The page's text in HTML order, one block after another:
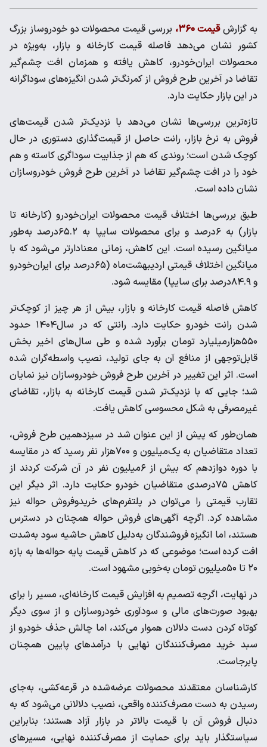
به گزارشقیمت ۳۶۰،
بررسی قیمت محصولات دو خودروساز بزرگ
کشور نشان می‌دهد فاصله قیمت کارخانه و بازار، به‌ویژه در
محصولات ایران‌خودرو، کاهش یافته و همزمان افت چشم‌گیر
تقاضا در آخرین طرح فروش از کمرنگ‌تر شدن انگیزه‌های سوداگرانه
در این بازار حکایت دارد.
تازه‌ترین بررسی‌ها نشان می‌دهد با نزدیک‌تر شدن قیمت‌های
فروش به نرخ بازار، رانت حاصل از قیمت‌گذاری دستوری در حال
کوچک شدن است؛ روندی که هم از جذابیت سوداگری کاسته و هم
خود را در افت چشم‌گیر تقاضا در آخرین طرح فروش خودروسازان
نشان داده است.
طبق بررسی‌ها اختلاف قیمت محصولات ایران‌خودرو (کارخانه تا
بازار) به ۶درصد و برای محصولات سایپا به ۶۵.۲درصد به‌طور
میانگین رسیده است. این کاهش، زمانی معنادارتر می‌شود که با
میانگین اختلاف قیمتی اردیبهشت‌ماه (۶۵درصد برای ایران‌خودرو
و ۸۴.۹درصد برای سایپا) مقایسه شود.
کاهش فاصله قیمت کارخانه و بازار، بیش از هر چیز از کوچک‌تر
شدن رانت خودرو حکایت دارد. رانتی که در سال۱۴۰۴ حدود
۵۵۰هزار‌میلیارد تومان برآورد شده و طی سال‌های اخیر بخش
قابل‌توجهی از منافع آن به جای تولید، نصیب واسطه‌گران شده
است. اثر این تغییر در آخرین طرح فروش خودروسازان نیز نمایان
شد؛ جایی که با نزدیک‌تر شدن قیمت کارخانه به بازار، تقاضای
غیرمصرفی به شکل محسوسی کاهش یافت.
همان‌طور که پیش از این عنوان شد در سیزدهمین طرح فروش،
تعداد متقاضیان به یک‌میلیون و ۷۰۰هزار نفر رسید که در مقایسه
با دوره دوازدهم که بیش از ۶‌میلیون نفر در آن شرکت کردند از
کاهش ۷۵درصدی متقاضیان خودرو حکایت دارد. اثر دیگر این
تقارب قیمتی را می‌توان در پلتفرم‌های خریدوفروش حواله نیز
مشاهده کرد. اگرچه آگهی‌های فروش حواله همچنان در دسترس
هستند، اما انگیزه فروشندگان به‌دلیل کاهش حاشیه سود به‌شدت
افت کرده است؛ موضوعی که در کاهش قیمت پایه حواله‌ها به بازه
۲۰ تا ۵۰‌میلیون تومان به‌خوبی مشهود است.
در نهایت، اگرچه تصمیم به افزایش قیمت کارخانه‌ای، مسیر را برای
بهبود صورت‌های مالی و سودآوری خودروسازان و از سوی دیگر
کوتاه کردن دست دلالان هموار می‌کند، اما چالش حذف خودرو از
سبد خرید مصرف‌کنندگان نهایی با درآمدهای پایین همچنان
پابرجاست.
کارشناسان معتقدند محصولات عرضه‌شده در قرعه‌کشی، به‌جای
رسیدن به دست مصرف‌کننده واقعی، نصیب دلالانی می‌شود که به
دنبال فروش آن با قیمت بالاتر در بازار آزاد هستند؛ بنابراین
سیاستگذار باید برای حمایت از مصرف‌کننده نهایی، مسیرهای